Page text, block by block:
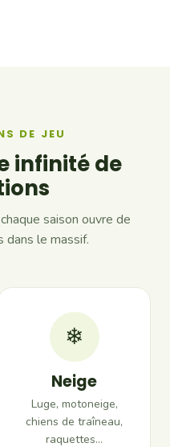
DE JEU
infinité de
saison ouvre de
dans le massif.
❄
Neige
Luge, motoneige,
chiens de traîneau,
raquettes…